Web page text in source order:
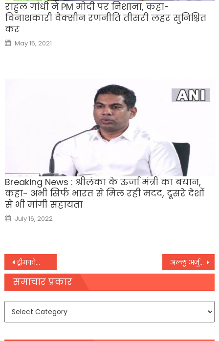
राहुल गांधी ने PM मोदी पर निशाना, कहा-
विनाशकारी वैक्सीन रणनीति तीसरी लहर सुनिश्चित
कर
Posted
on
May 15, 2021
Breaking News : श्रीलंका के ऊर्जा मंत्री का बयान,
कहा- अभी सिर्फ भारत से मिल रही मदद, दूसरे देशों
से भी मांगी सहायता
Posted
on
July 16, 2022
Post
navigation
ड्रीमफोक्स सर्विसेज की शानदार लिस्टिंग, जानिए निवेशकों को मिला कितना मुनाफा अल्लू अर्जुन ने बेटी के साथ डांस कर गणपति बप्पा को दी विदाई,
समाचार प्रकार
समाचार